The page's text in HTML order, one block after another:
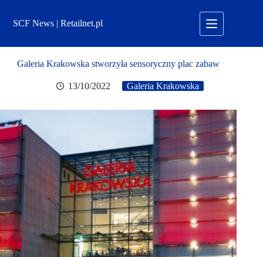
treściSCF News | Retailnet.pl
Galeria Krakowska stworzyła sensoryczny plac zabaw
13/10/2022 Galeria Krakowska